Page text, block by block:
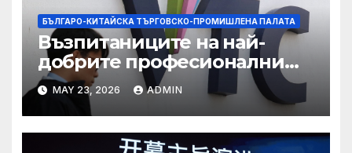
БЪЛГАРО-КИТАЙСКА ТЪРГОВСКО-ПРОМИШЛЕНА ПАЛАТА
Възпитаниците на най-
добрите професионални
училища са спестили
тежестта на въздействието
на ИИ, казва новият
председател
MAY 23, 2026 ADMIN